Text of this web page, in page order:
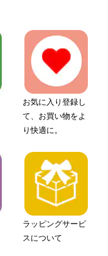
お気に入り登録し
て、お買い物をよ
り快適に。
ラッピングサービ
スについて